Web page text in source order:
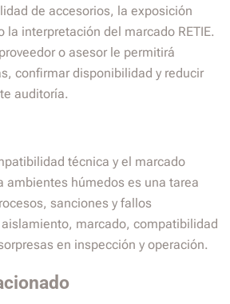
de accesorios, la exposición
la interpretación del marcado RETIE.
o asesor le permitirá
confirmar disponibilidad y reducir
auditoría.
técnica y el marcado
ambientes húmedos es una tarea
sanciones y fallos
marcado, compatibilidad
en inspección y operación.